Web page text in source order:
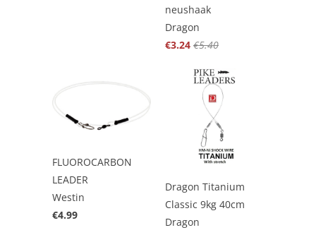
neushaak
Dragon
€3.24 €5.40
FLUOROCARBON
LEADER
Westin
€4.99
Dragon Titanium
Classic 9kg 40cm
Dragon